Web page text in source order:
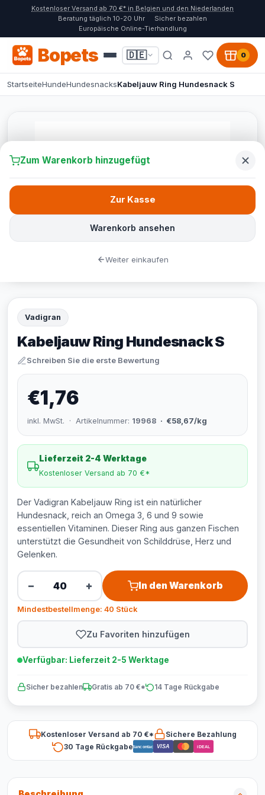
Kostenloser Versand ab 70 €* in Belgien und den Niederlanden
Beratung täglich 10-20 Uhr
Sicher bezahlen
Europäische Online-Tierhandlung
Bopets 🇩🇪 0
StartseiteHundeHundesnacksKabeljauw Ring Hundesnack S
Vadigran
Kabeljauw Ring Hundesnack S
Schreiben Sie die erste Bewertung
€1,76
inkl. MwSt. · Artikelnummer: 19968 · €58,67/kg
Lieferzeit 2-4 Werktage
Kostenloser Versand ab 70 €*
Der Vadigran Kabeljauw Ring ist ein natürlicher
Hundesnack, reich an Omega 3, 6 und 9 sowie
essentiellen Vitaminen. Dieser Ring aus ganzen Fischen
unterstützt die Gesundheit von Schilddrüse, Herz und
Gelenken.
− + In den Warenkorb
Mindestbestellmenge: 40 Stück
Zu Favoriten hinzufügen
Verfügbar: Lieferzeit 2-5 Werktage
Sicher bezahlen Gratis ab 70 €* 14 Tage Rückgabe
Kostenloser Versand ab 70 €*
Sichere Bezahlung
30 Tage RückgabeBancontact VISA iDEAL
Zum Warenkorb hinzugefügt
Warenkorb ansehen
Zur Kasse
Weiter einkaufen